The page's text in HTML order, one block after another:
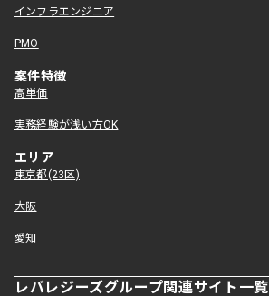
インフラエンジニア
PMO
案件特徴
高単価
実務経験が浅い方OK
エリア
東京都(23区)
大阪
愛知
レバレジーズグループ関連サイト一覧